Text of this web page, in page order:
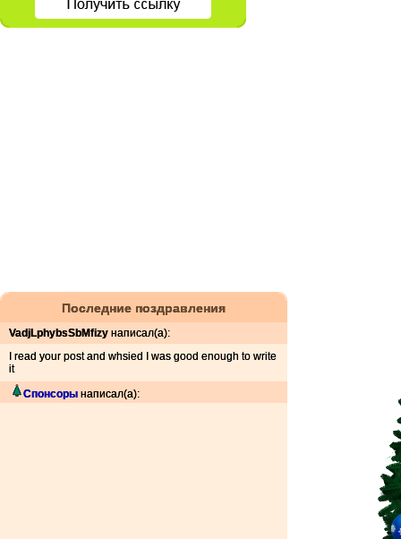
Последние поздравления
VadjLphybsSbMfizy написал(а):
I read your post and whsied I was good enough to write
it
Спонсоры написал(а):